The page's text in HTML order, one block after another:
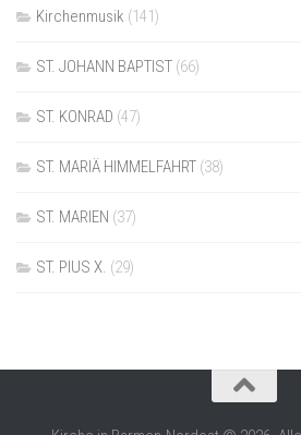
Kirchenmusik (141)
ST. JOHANN BAPTIST (66)
ST. KONRAD (47)
ST. MARIÄ HIMMELFAHRT (38)
ST. MARIEN (37)
ST. PIUS X. (29)